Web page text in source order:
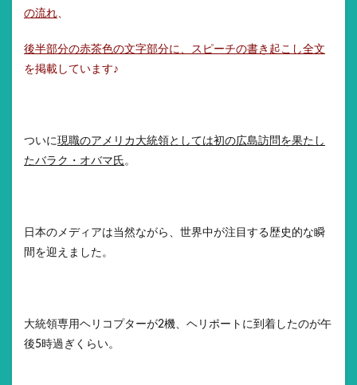
の流れ、
後半部分の赤茶色の文字部分に、スピーチの書き起こし全文
を掲載しています♪
ついに現職のアメリカ大統領としては初の広島訪問を果たし
たバラク・オバマ氏。
日本のメディアは当然ながら、世界中が注目する歴史的な瞬
間を迎えました。
大統領専用ヘリコプターが2機、ヘリポートに到着したのが午
後5時過ぎくらい。